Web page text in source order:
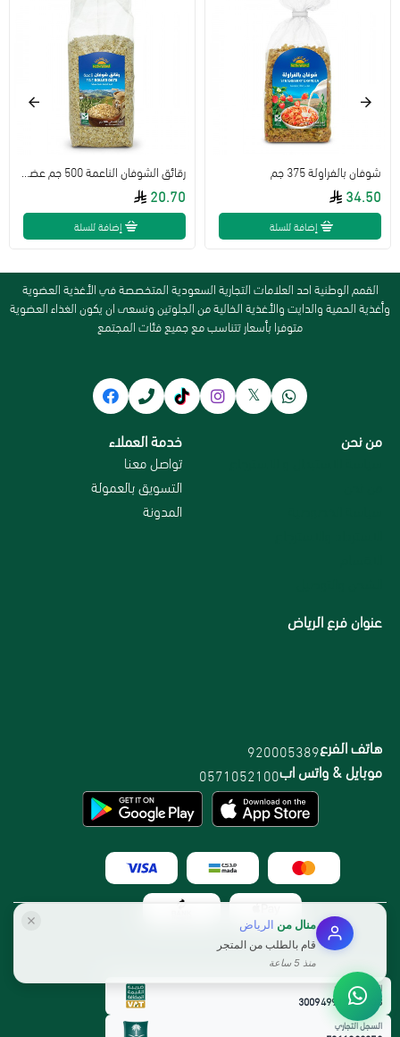
شوفان بالفراولة 375 جم
34.50
إضافة للسلة
20.70
إضافة للسلة
القمم الوطنية احد العلامات التجارية السعودية المتخصصة في الأغذية العضوية
وأغذية الحمية والدايت والأغذية الخالية من الجلوتين ونسعى ان يكون الغذاء العضوية
متوفرا بأسعار تتناسب مع جميع فئات المجتمع
من نحن خدمة العملاء
تواصل معنا
التسويق بالعمولة
المدونة
عنوان فرع الرياض
هاتف الفرع920005389
موبايل & واتس اب0571052100
الرقم الضريبي:
300949912800003
السجل التجاري
منال من الرياض
قام بالطلب من المتجر
منذ 5 ساعة